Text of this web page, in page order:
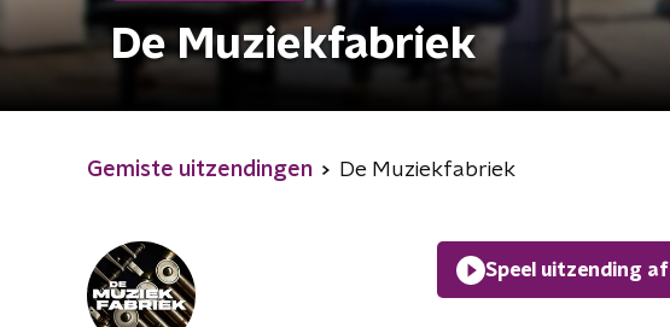
De Muziekfabriek
Gemiste uitzendingen De Muziekfabriek
Speel uitzending af